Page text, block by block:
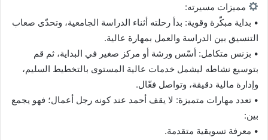
مميزات مسيرته:
• بداية مبكّرة وقوية: بدأ رحلته أثناء الدراسة الجامعية، وتحدّى صعاب
التنسيق بين الدراسة والعمل بمهارة عالية.
• بزنس متكامل: أسّس ورشة أو مركز صغير في البداية، ثم قم
بتوسيع نشاطه ليشمل خدمات عالية المستوى بالتخطيط السليم،
وإدارة مالية دقيقة، وتواصل فعّال.
• تعدد مهارات متميزة: لا يقف أحمد عند كونه رجل أعمال؛ فهو يجمع
بين:
• معرفة تسويقية متقدمة.